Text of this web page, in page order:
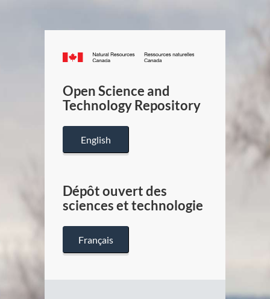
Canada.ca
/
Canada
Open Science and
Technology Repository
English
Dépôt ouvert des
sciences et technologie
Français